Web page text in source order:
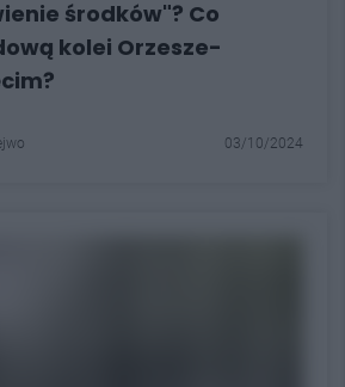
środków"? Co
kolei Orzesze-
03/10/2024